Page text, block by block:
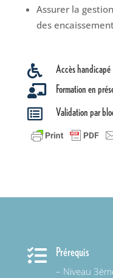
Assurer la
des
 Accès handicapé
 Formation en
 Validation par
 Prérequis
– Niveau